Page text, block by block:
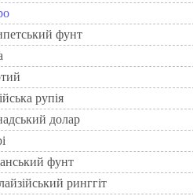
фунт
рупія
долар
фунт
ринггіт